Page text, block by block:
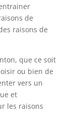
de
raisons de
que ce soit
ou bien de
vers un
et
les raisons